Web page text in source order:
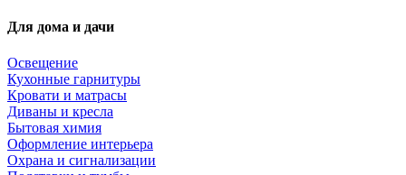
Для дома и дачи
Освещение
Кухонные гарнитуры
Кровати и матрасы
Диваны и кресла
Бытовая химия
Оформление интерьера
Охрана и сигнализации